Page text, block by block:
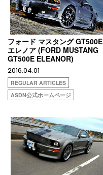
フォード マスタング GT500E
エレノア (FORD MUSTANG
GT500E ELEANOR)
2016.04.01
REGULAR ARTICLES
ASDN公式ホームページ